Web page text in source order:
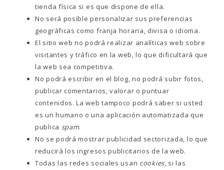
tienda física si es que dispone de ella.
No será posible personalizar sus preferencias
geográficas como franja horaria, divisa o idioma.
El sitio web no podrá realizar analíticas web sobre
visitantes y tráfico en la web, lo que dificultará que
la web sea competitiva.
No podrá escribir en el blog, no podrá subir fotos,
publicar comentarios, valorar o puntuar
contenidos. La web tampoco podrá saber si usted
es un humano o una aplicación automatizada que
publica spam.
No se podrá mostrar publicidad sectorizada, lo que
reducirá los ingresos publicitarios de la web.
Todas las redes sociales usan cookies, si las